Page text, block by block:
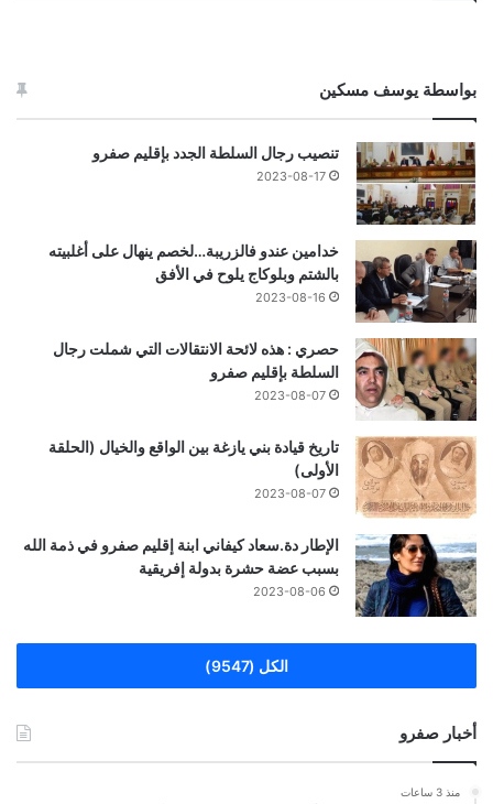
بواسطة يوسف مسكين
تنصيب رجال السلطة الجدد بإقليم صفرو
2023-08-17
خدامين عندو فالزريبة…لخصم ينهال على أغلبيته
بالشتم وبلوكاج يلوح في الأفق
2023-08-16
حصري : هذه لائحة الانتقالات التي شملت رجال
السلطة بإقليم صفرو
2023-08-07
تاريخ قيادة بني يازغة بين الواقع والخيال (الحلقة
الأولى)
2023-08-07
الإطار دة.سعاد كيفاني ابنة إقليم صفرو في ذمة الله
بسبب عضة حشرة بدولة إفريقية
2023-08-06
الكل (9547)
أخبار صفرو
منذ 3 ساعات